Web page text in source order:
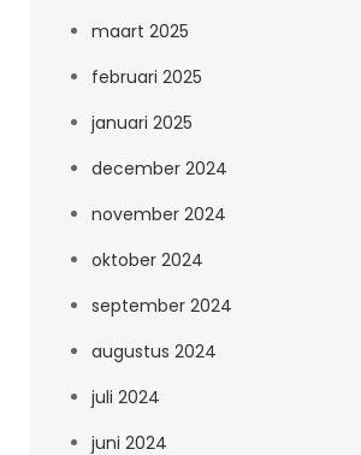
maart 2025
februari 2025
januari 2025
december 2024
november 2024
oktober 2024
september 2024
augustus 2024
juli 2024
juni 2024